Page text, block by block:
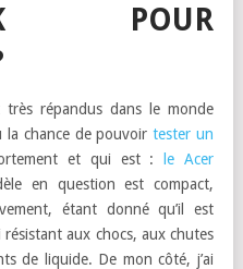
POUR
répandus dans le monde
la chance de pouvoirtester un
et qui est :
le Acer
en question est compact,
étant donné qu’il est
aux chocs, aux chutes
de liquide. De mon côté, j’ai